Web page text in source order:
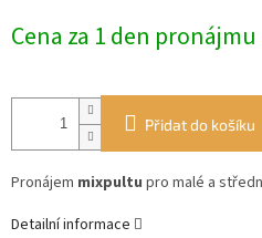
cena:
Cena za 1 den pronájmu
Přidat do košíku
Pronájem mixpultu pro malé a
Detailní informace